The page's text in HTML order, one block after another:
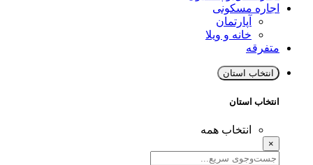
اجاره مسکونی
آپارتمان
خانه و ویلا
متفرقه
انتخاب استان
انتخاب استان
انتخاب همه
×